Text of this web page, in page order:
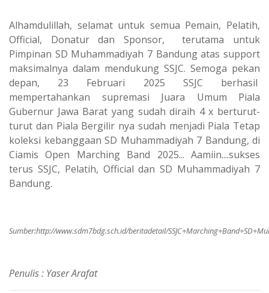
Alhamdulillah, selamat untuk semua Pemain, Pelatih,
Official, Donatur dan Sponsor, terutama untuk
Pimpinan SD Muhammadiyah 7 Bandung atas support
maksimalnya dalam mendukung SSJC. Semoga pekan
depan, 23 Februari 2025 SSJC berhasil
mempertahankan supremasi Juara Umum Piala
Gubernur Jawa Barat yang sudah diraih 4 x berturut-
turut dan Piala Bergilir nya sudah menjadi Piala Tetap
koleksi kebanggaan SD Muhammadiyah 7 Bandung, di
Ciamis Open Marching Band 2025... Aamiin....sukses
terus SSJC, Pelatih, Official dan SD Muhammadiyah 7
Bandung.
Sumber:http://www.sdm7bdg.sch.id/beritadetail/
Penulis : Yaser Arafat